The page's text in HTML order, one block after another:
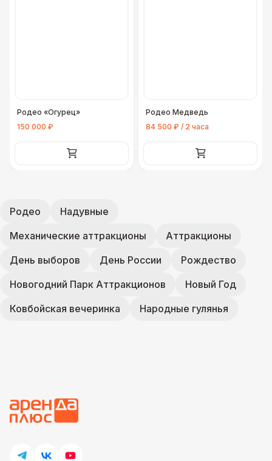
Родео «Огурец»
150 000 ₽
Родео Медведь
84 500 ₽ / 2 часа
Родео
Надувные
Механические аттракционы
Аттракционы
День выборов
День России
Рождество
Новогодний Парк Аттракционов
Новый Год
Ковбойская вечеринка
Народные гулянья